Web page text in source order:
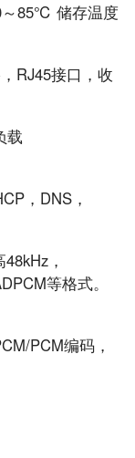
～85℃ 储存温度
RJ45接口，收
载
，DNS，
，
等格式。
PCM编码，